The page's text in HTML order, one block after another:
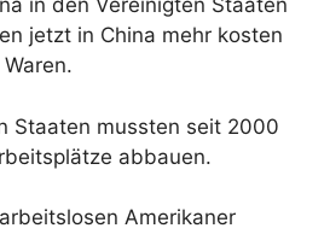
in den Vereinigten Staaten
jetzt in China mehr kosten
Staaten mussten seit 2000
abbauen.
Amerikaner